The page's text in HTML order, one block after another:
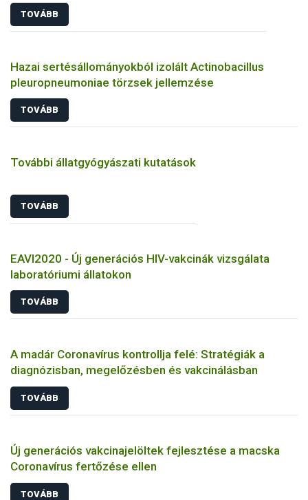
TOVÁBB
Hazai sertésállományokból izolált Actinobacillus
pleuropneumoniae törzsek jellemzése
TOVÁBB
További állatgyógyászati kutatások
TOVÁBB
EAVI2020 - Új generációs HIV-vakcinák vizsgálata
laboratóriumi állatokon
TOVÁBB
A madár Coronavírus kontrollja felé: Stratégiák a
diagnózisban, megelőzésben és vakcinálásban
TOVÁBB
Új generációs vakcinajelöltek fejlesztése a macska
Coronavírus fertőzése ellen
TOVÁBB